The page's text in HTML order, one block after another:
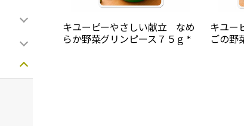
キユーピーやさしい献立 なめ
らか野菜グリンピース７５ｇ *
キユー
ごの野